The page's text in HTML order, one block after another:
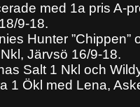
med 1a pris A-
9-18.
Hunter ”Chippen”
Järvsö 16/9-18.
Salt 1 Nkl och
1 Ökl med Lena,